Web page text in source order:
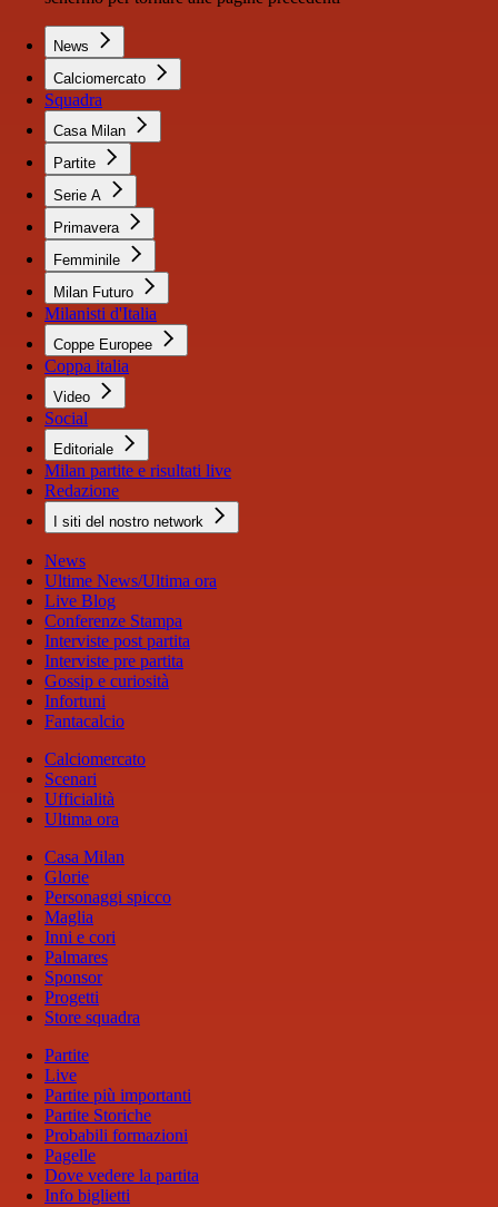
News
Calciomercato
Squadra
Casa Milan
Partite
Serie A
Primavera
Femminile
Milan Futuro
Milanisti d'Italia
Coppe Europee
Coppa italia
Video
Social
Editoriale
Milan partite e risultati live
Redazione
I siti del nostro network
News
Ultime News/Ultima ora
Live Blog
Conferenze Stampa
Interviste post partita
Interviste pre partita
Gossip e curiosità
Infortuni
Fantacalcio
Calciomercato
Scenari
Ufficialità
Ultima ora
Casa Milan
Glorie
Personaggi spicco
Maglia
Inni e cori
Palmares
Sponsor
Progetti
Store squadra
Partite
Live
Partite più importanti
Partite Storiche
Probabili formazioni
Pagelle
Dove vedere la partita
Info biglietti